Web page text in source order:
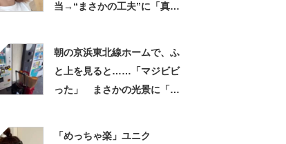
当→“まさかの工夫”に「真似
朝の京浜東北線ホームで、ふ
と上を見ると……「マジビビ
った」 まさかの光景に「こ
「めっちゃ楽」ユニク